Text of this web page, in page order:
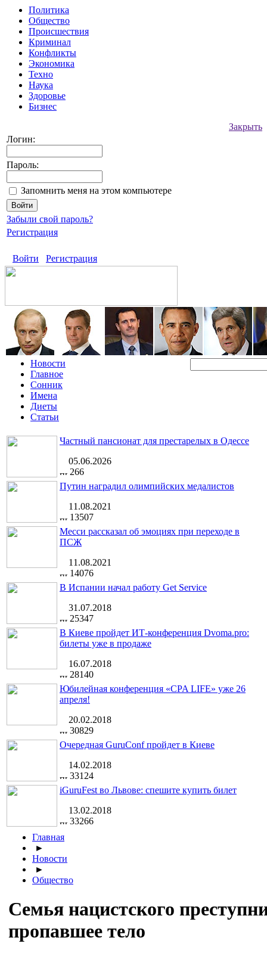
Политика
Общество
Происшествия
Криминал
Конфликты
Экономика
Техно
Наука
Здоровье
Бизнес
Закрыть
Логин:
Пароль:
Запомнить меня на этом компьютере
Забыли свой пароль?
Регистрация
Войти Регистрация
Новости
Главное
Сонник
Имена
Диеты
Статьи
Частный пансионат для престарелых в Одессе
05.06.2026
266
Путин наградил олимпийских медалистов
11.08.2021
13507
Месси рассказал об эмоциях при переходе в
ПСЖ
11.08.2021
14076
В Испании начал работу Get Service
31.07.2018
25347
В Киеве пройдет ИТ-конференция Dvoma.pro:
билеты уже в продаже
16.07.2018
28140
Юбилейная конференция «CPA LIFE» уже 26
апреля!
20.02.2018
30829
Очередная GuruConf пройдет в Киеве
14.02.2018
33124
iGuruFest во Львове: спешите купить билет
13.02.2018
33266
Главная
►
Новости
►
Общество
Семья нацистского
пропавшее тело